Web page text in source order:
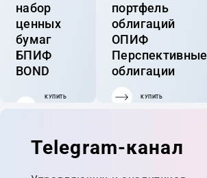
набор
ценных
бумаг
БПИФ
BOND
КУПИТЬ
портфель
облигаций
ОПИФ
Перспективные
облигации
КУПИТЬ
Telegram-канал